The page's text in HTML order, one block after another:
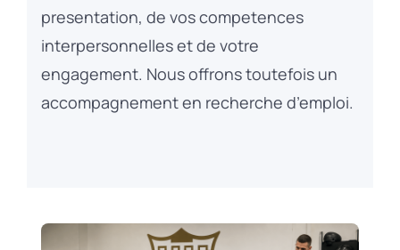
presentation, de vos competences
interpersonnelles et de votre
engagement. Nous offrons toutefois un
accompagnement en recherche d’emploi.